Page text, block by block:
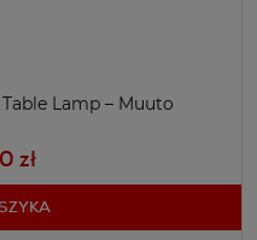
Lamp – Muuto
zł